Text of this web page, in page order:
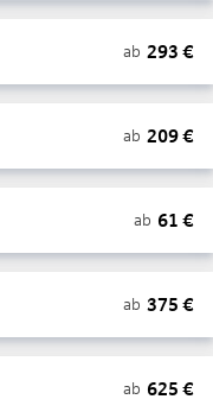
ab 293 €
ab 209€
ab 61 €
ab 375 €
ab 625 €